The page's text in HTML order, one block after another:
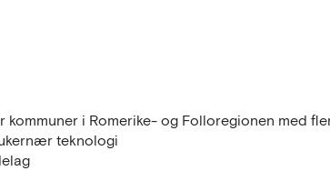
kommuner i Romerike- og Folloregionen med
teknologi